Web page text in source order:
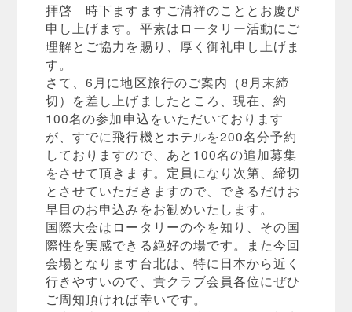
拝啓 時下ますますご清祥のこととお慶び
申し上げます。平素はロータリー活動にご
理解とご協力を賜り、厚く御礼申し上げま
す。
さて、6月に地区旅行のご案内（8月末締
切）を差し上げましたところ、現在、約
100名の参加申込をいただいております
が、すでに飛行機とホテルを200名分予約
しておりますので、あと100名の追加募集
をさせて頂きます。定員になり次第、締切
とさせていただきますので、できるだけお
早目のお申込みをお勧めいたします。
国際大会はロータリーの今を知り、その国
際性を実感できる絶好の場です。また今回
会場となります台北は、特に日本から近く
行きやすいので、貴クラブ会員各位にぜひ
ご周知頂ければ幸いです。